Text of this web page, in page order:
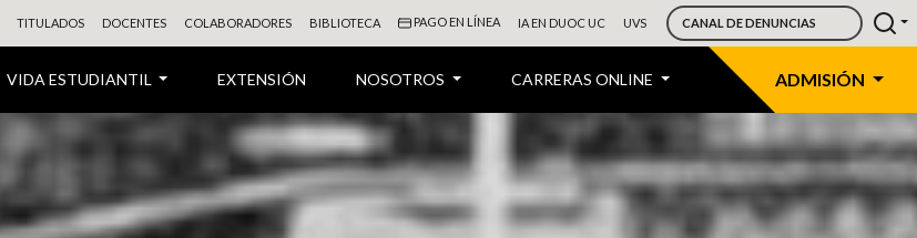
VIDA ESTUDIANTIL EXTENSIÓN NOSOTROS CARRERAS ONLINE ADMISIÓN
TITULADOS DOCENTES COLABORADORES BIBLIOTECA PAGO EN LÍNEA IA EN DUOC UC UVS CANAL DE DENUNCIAS